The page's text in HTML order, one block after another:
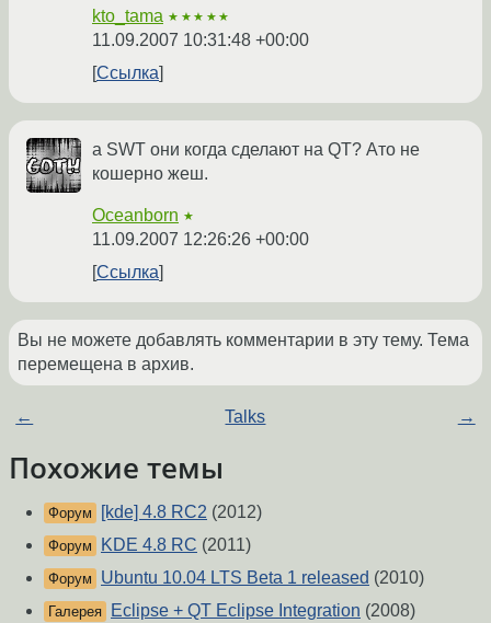
kto_tama ★★★★★
11.09.2007 10:31:48 +00:00
Ссылка
а SWT они когда сделают на QT? Ато не
кошерно жеш.
Oceanborn ★
11.09.2007 12:26:26 +00:00
Ссылка
Вы не можете добавлять комментарии в эту тему. Тема
перемещена в архив.
← Talks →
Похожие темы
Форум [kde] 4.8 RC2 (2012)
Форум KDE 4.8 RC (2011)
Форум Ubuntu 10.04 LTS Beta 1 released (2010)
Галерея Eclipse + QT Eclipse Integration (2008)